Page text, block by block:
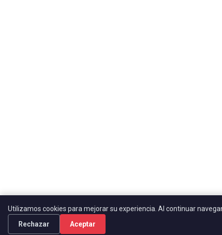
Utilizamos cookies para mejorar su experiencia. Al continuar
Rechazar
Aceptar